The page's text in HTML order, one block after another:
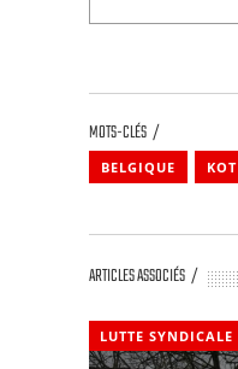
MOTS-CLÉS
BELGIQUE KOT
ARTICLES ASSOCIÉS
LUTTE SYNDICALE